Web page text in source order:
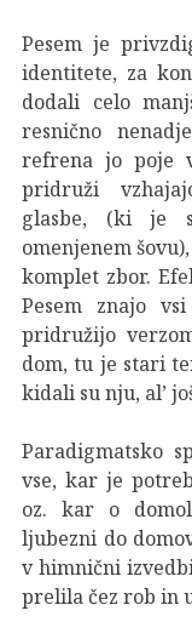
Pesem je
identitete, za
dodali celo
resnično
refrena jo poje
pridruži
glasbe, (ki je
omenjenem
komplet zbor.
Pesem znajo
pridružijo
dom, tu je stari
kidali su nju, al’
Paradigmatsko
vse, kar je
oz. kar o
ljubezni do
v himnični
prelila čez rob in